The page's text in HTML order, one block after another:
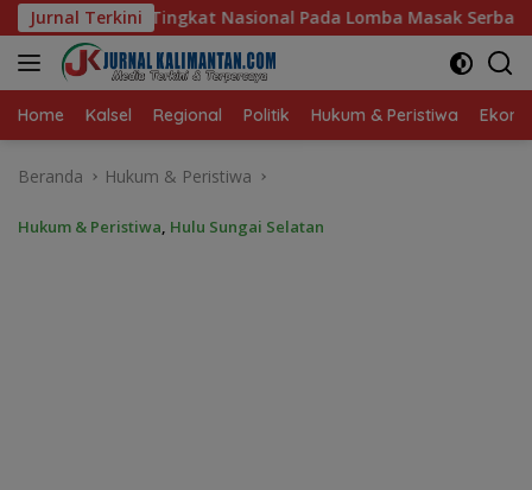
Langsung
ke
konten
Jurnal Terkini
Pada Lomba Masak Serba Ikan Kebakaran Dini
Home Kalsel Regional Politik Hukum & Peristiwa
Beranda Hukum & Peristiwa
Hukum & Peristiwa, Hulu Sungai Selatan